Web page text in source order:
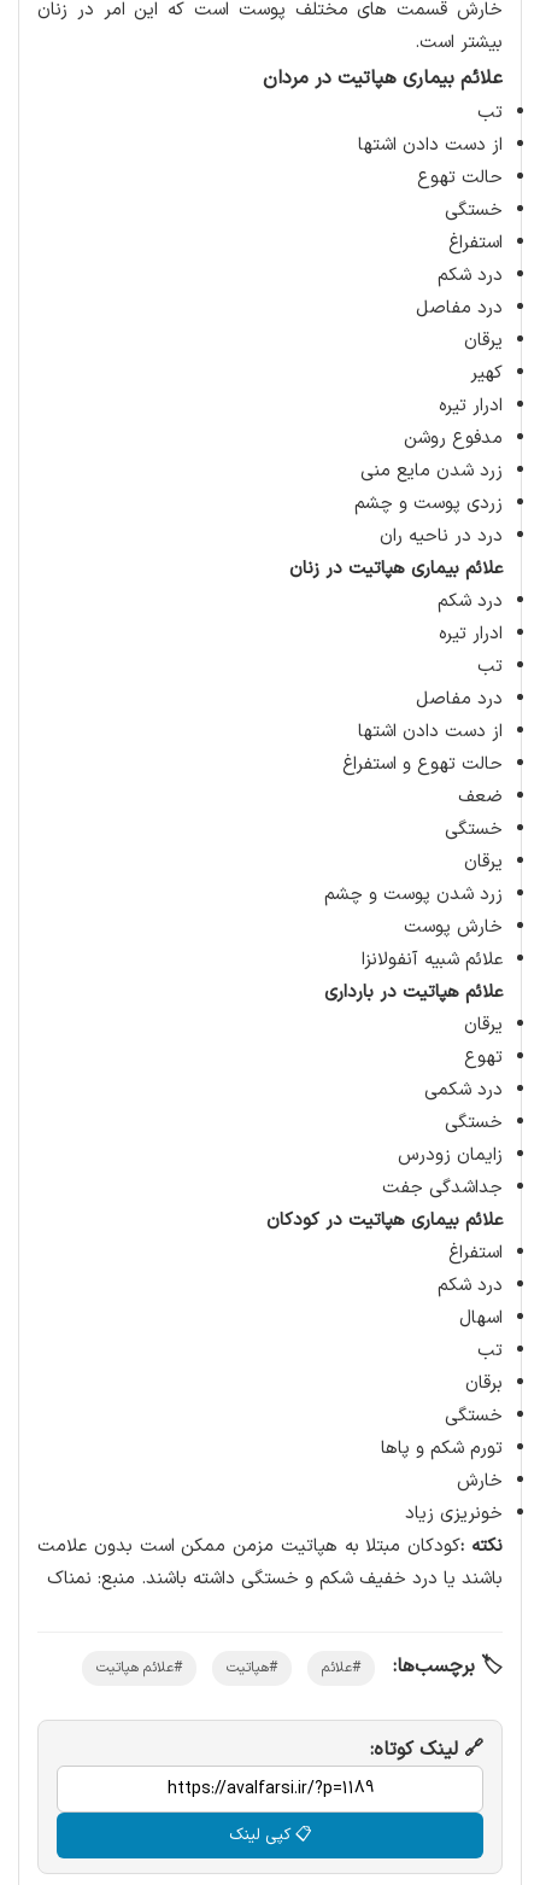
خارش قسمت های مختلف پوست است که این امر در زنان
بیشتر است.
علائم بیماری هپاتیت در مردان
تب
از دست دادن اشتها
حالت تهوع
خستگی
استفراغ
درد شکم
درد مفاصل
یرقان
کهیر
ادرار تیره
مدفوع روشن
زرد شدن مایع منی
زردی پوست و چشم
درد در ناحیه ران
علائم بیماری هپاتیت در زنان
درد شکم
ادرار تیره
تب
درد مفاصل
از دست دادن اشتها
حالت تهوع و استفراغ
ضعف
خستگی
یرقان
زرد شدن پوست و چشم
خارش پوست
علائم شبیه آنفولانزا
علائم هپاتیت در بارداری
یرقان
تهوع
درد شکمی
خستگی
زایمان زودرس
جداشدگی جفت
علائم بیماری هپاتیت در کودکان
استفراغ
درد شکم
اسهال
تب
برقان
خستگی
تورم شکم و پاها
خارش
خونریزی زیاد
نکته :کودکان مبتلا به هپاتیت مزمن ممکن است بدون علامت
باشند یا درد خفیف شکم و خستگی داشته باشند. منبع: نمناک
🏷️ برچسب‌ها: #علائم #هپاتیت #علائم هپاتیت
🔗 لینک کوتاه:
📋 کپی لینک